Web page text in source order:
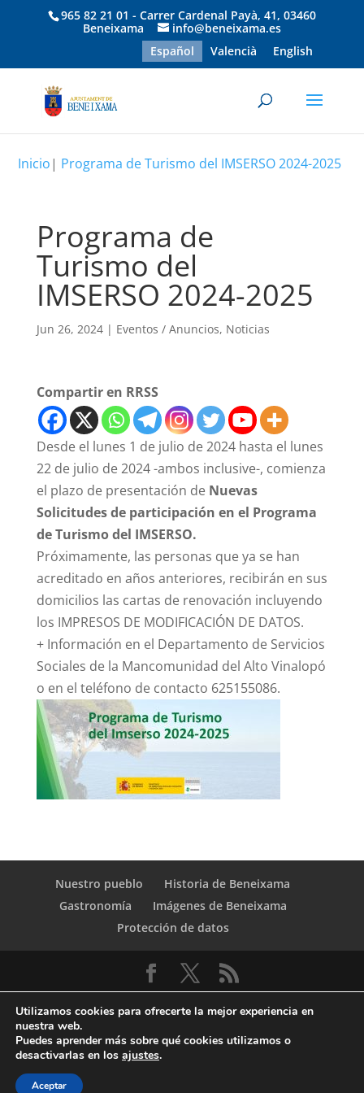
965 82 21 01 - Carrer Cardenal Payà, 41, 03460
Beneixama
info@beneixama.es
Español
Valencià English
Inicio| Programa de Turismo del IMSERSO 2024-2025
Programa de
Turismo del
IMSERSO 2024-2025
Jun 26, 2024| Eventos / Anuncios, Noticias
Compartir en RRSS
Desde el lunes 1 de julio de 2024 hasta el lunes
22 de julio de 2024 -ambos inclusive-, comienza
el plazo de presentación de Nuevas
Solicitudes de participación en el Programa
de Turismo del IMSERSO.
Próximamente, las personas que ya se han
acreditado en años anteriores, recibirán en sus
domicilios las cartas de renovación incluyendo
los IMPRESOS DE MODIFICACIÓN DE DATOS.
+ Información en el Departamento de Servicios
Sociales de la Mancomunidad del Alto Vinalopó
o en el teléfono de contacto 625155086.
Nuestro pueblo
Historia de Beneixama
Gastronomía
Imágenes de Beneixama
Protección de datos
© Copyright Servicio de Informática y
Telecomunicaciones. Diputacion Provincial Alicante
Utilizamos cookies para ofrecerte la mejor experiencia en
nuestra web.
Puedes aprender más sobre qué cookies utilizamos o
desactivarlas en los ajustes.
Aceptar